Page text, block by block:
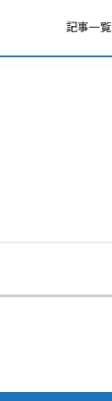
記事一覧